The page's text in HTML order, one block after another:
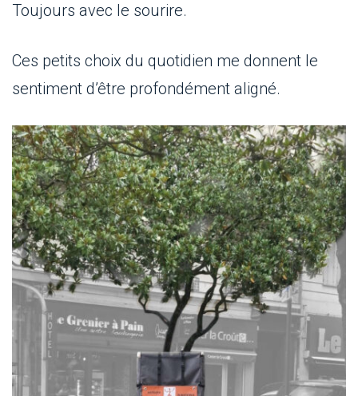
Toujours avec le sourire.
Ces petits choix du quotidien me donnent le
sentiment d’être profondément aligné.